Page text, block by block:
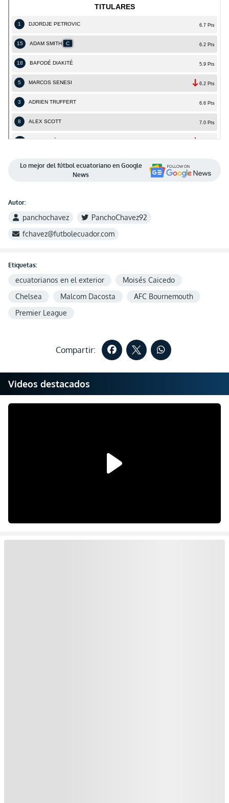
Lo mejor del fútbol ecuatoriano en Google
News
Autor:
panchochavez
PanchoChavez92
fchavez@futbolecuador.com
Etiquetas:
ecuatorianos en el exterior
Moisés Caicedo
Chelsea
Malcom Dacosta
AFC Bournemouth
Premier League
Compartir:
Videos destacados